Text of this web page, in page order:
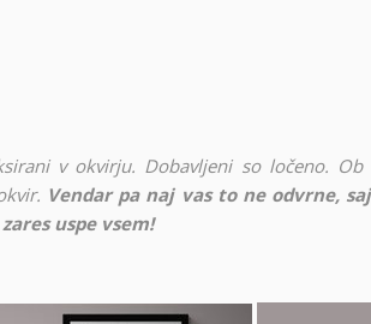
v okvirju. Dobavljeni so ločeno.
Vendar pa naj vas to ne odvrne,
uspe vsem!